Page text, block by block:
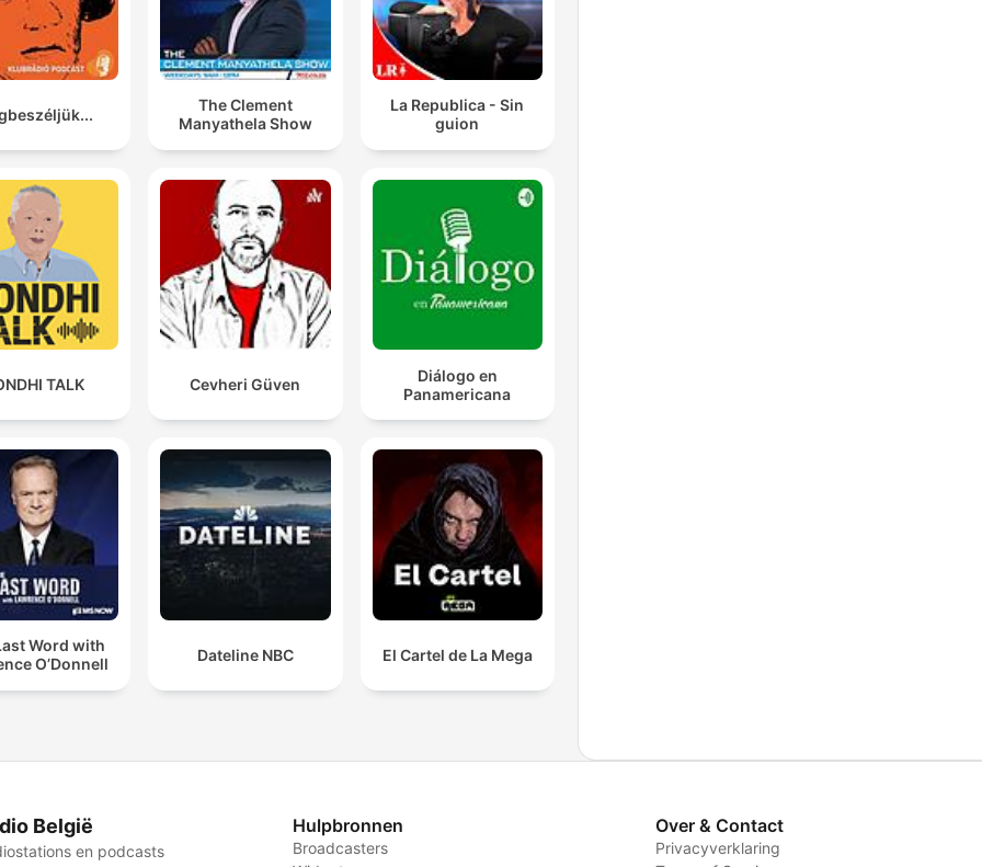
The Clement
Manyathela Show
La Republica - Sin
guion
TALK Cevheri Güven
Diálogo en
Panamericana
Word with
O’Donnell
Dateline NBC El Cartel de La Mega
België
en podcasts
Hulpbronnen
Broadcasters
Over & Contact
Privacyverklaring